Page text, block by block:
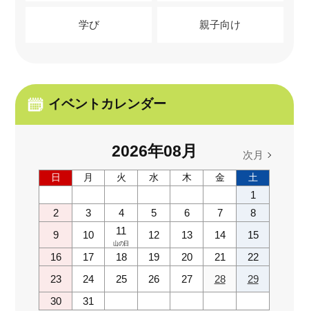
学び 親子向け
イベントカレンダー
2026年08月 次月
日 月 火 水 木 金 土
1
2
3 4 5 6 7
8
9
10 11
山の日
12 13 14
15
16
17 18 19 20 21
22
23
24 25 26 27 28
29
30
31